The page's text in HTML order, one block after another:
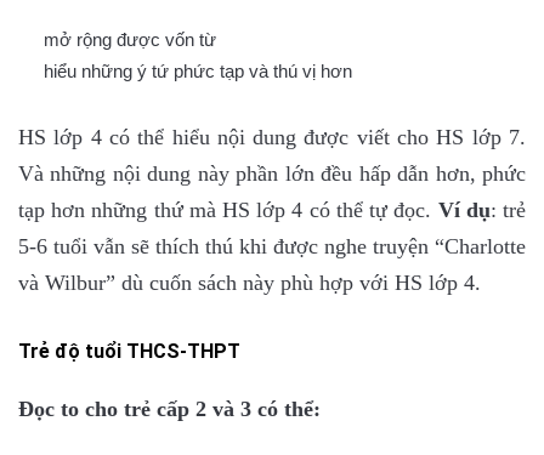
mở rộng được vốn từ
hiểu những ý tứ phức tạp và thú vị hơn
HS lớp 4 có thể hiểu nội dung được viết cho HS lớp 7.
Và những nội dung này phần lớn đều hấp dẫn hơn, phức
tạp hơn những thứ mà HS lớp 4 có thể tự đọc. Ví dụ: trẻ
5-6 tuổi vẫn sẽ thích thú khi được nghe truyện “Charlotte
và Wilbur” dù cuốn sách này phù hợp với HS lớp 4.
Trẻ độ tuổi THCS-THPT
Đọc to cho trẻ cấp 2 và 3 có thể: